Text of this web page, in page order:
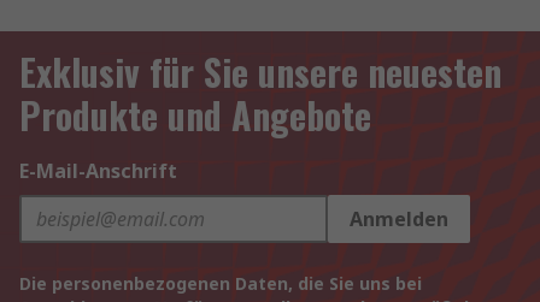
Exklusiv für Sie unsere neuesten
Produkte und Angebote
E-Mail-Anschrift
Anmelden
Die personenbezogenen Daten, die Sie uns bei